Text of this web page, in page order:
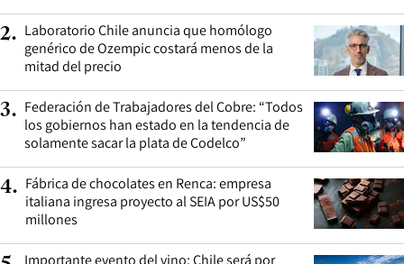
2. Laboratorio Chile anuncia que homólogo
genérico de Ozempic costará menos de la
mitad del precio
3. Federación de Trabajadores del Cobre: “Todos
los gobiernos han estado en la tendencia de
solamente sacar la plata de Codelco”
4. Fábrica de chocolates en Renca: empresa
italiana ingresa proyecto al SEIA por US$50
millones
Importante evento del vino: Chile será por